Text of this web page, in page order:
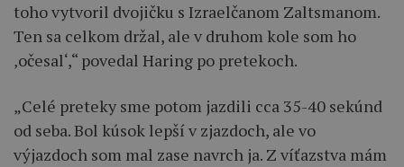
toho vytvoril dvojičku s Izraelčanom Zaltsmanom.
Ten sa celkom držal, ale v druhom kole som ho
‚očesal‘,“ povedal Haring po pretekoch.
„Celé preteky sme potom jazdili cca 35-40 sekúnd
od seba. Bol kúsok lepší v zjazdoch, ale vo
výjazdoch som mal zase navrch ja. Z víťazstva mám